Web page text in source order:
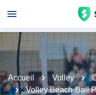
Accueil Volley
Volley Beach-Ball